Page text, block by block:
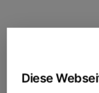
Diese